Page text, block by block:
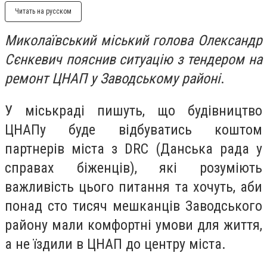
Читать на русском
Миколаївський міський голова Олександр
Сєнкевич пояснив ситуацію з тендером на
ремонт ЦНАП у Заводському районі.
У міськраді пишуть, що будівництво
ЦНАПу буде відбуватись коштом
партнерів міста з DRC (Данська рада у
справах біженців), які розуміють
важливість цього питання та хочуть, аби
понад сто тисяч мешканців Заводського
району мали комфортні умови для життя,
а не їздили в ЦНАП до центру міста.